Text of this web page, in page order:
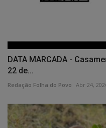
DATA MARCADA -
22 de...
Redação Folha do Povo Abr 24,